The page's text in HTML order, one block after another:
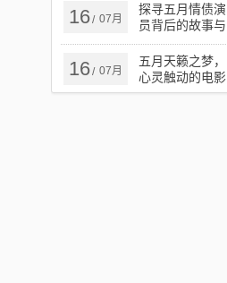
16/ 07月
探寻五月情债演
员背后的故事与
演技魅力
16/ 07月
五月天籁之梦，
心灵触动的电影
之旅